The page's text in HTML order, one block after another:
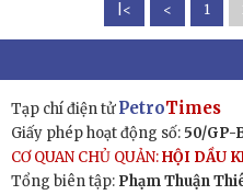
|< < 1
Tạp chí điện tửPetroTimes
Giấy phép hoạt động số: 50/GP-
CƠ QUAN CHỦ QUẢN:HỘI DẦU
Tổng biên tập: Phạm Thuận